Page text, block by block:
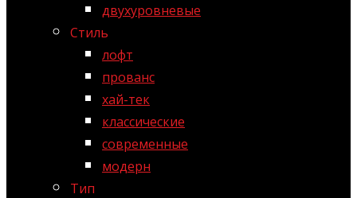
двухуровневые
Стиль
лофт
прованс
хай-тек
классические
современные
модерн
Тип